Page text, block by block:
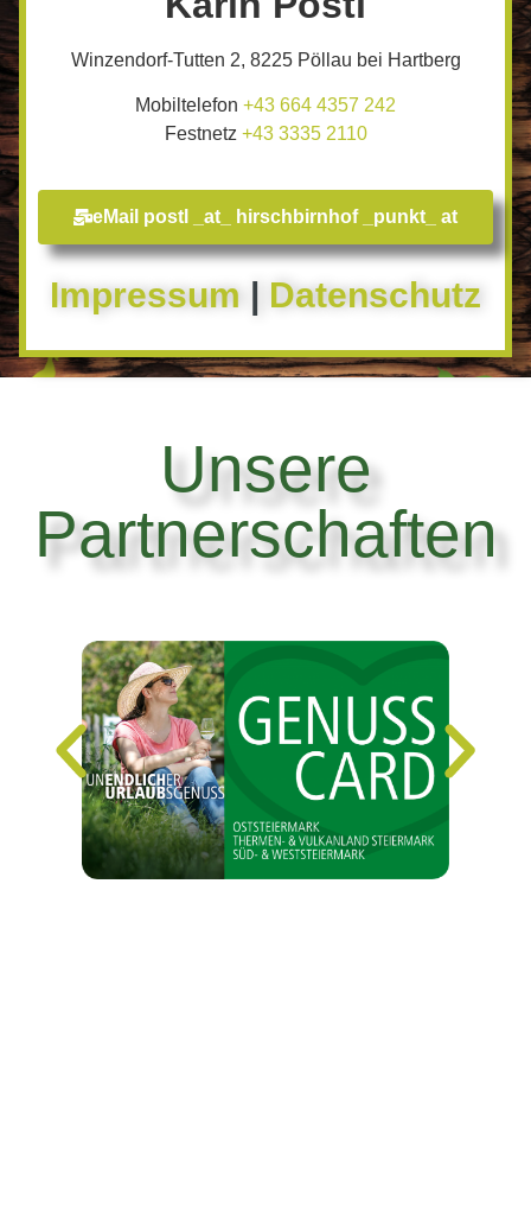
Winzendorf-Tutten 2, 8225 Pöllau bei Hartberg
Mobiltelefon +43 664 4357 242
Festnetz +43 3335 2110​
eMail postl _at_ hirschbirnhof _punkt_ at
Impressum | Datenschutz
Unsere
Partnerschaften